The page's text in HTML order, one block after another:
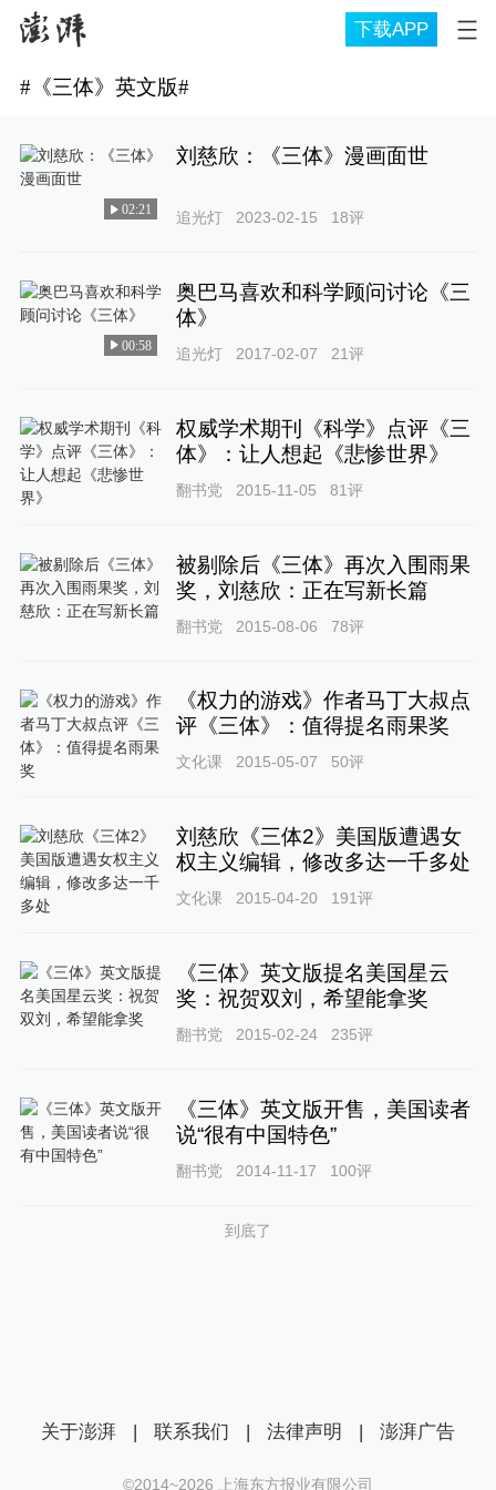
下载APP
#《三体》英文版#
02:21
刘慈欣：《三体》漫画面世
追光灯 2023-02-15 18评
00:58
奥巴马喜欢和科学顾问讨论《三
体》
追光灯 2017-02-07 21评
权威学术期刊《科学》点评《三
体》：让人想起《悲惨世界》
翻书党 2015-11-05 81评
被剔除后《三体》再次入围雨果
奖，刘慈欣：正在写新长篇
翻书党 2015-08-06 78评
《权力的游戏》作者马丁大叔点
评《三体》：值得提名雨果奖
文化课 2015-05-07 50评
刘慈欣《三体2》美国版遭遇女
权主义编辑，修改多达一千多处
文化课 2015-04-20 191评
《三体》英文版提名美国星云
奖：祝贺双刘，希望能拿奖
翻书党 2015-02-24 235评
《三体》英文版开售，美国读者
说“很有中国特色”
翻书党 2014-11-17 100评
到底了
关于澎湃 | 联系我们 | 法律声明 | 澎湃广告
©2014~2026 上海东方报业有限公司